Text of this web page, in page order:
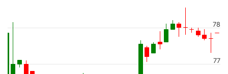
77
78